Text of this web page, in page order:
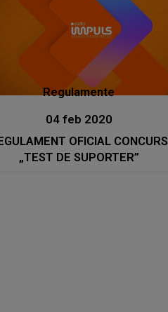
Regulamente
04 feb 2020
OFICIAL CONCURS
„TEST DE SUPORTER”